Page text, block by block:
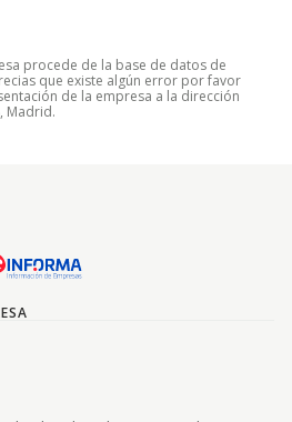
procede de la base de datos de
que existe algún error por favor
de la empresa a la dirección
Madrid.